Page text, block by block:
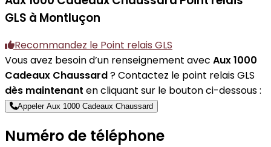
GLS à Montluçon
Recommandez le Point relais GLS
Vous avez besoin d’un renseignement avec Aux 1000
Cadeaux Chaussard? Contactez le point relais GLS
dès maintenant en cliquant sur le bouton ci-dessous :
Appeler Aux 1000 Cadeaux Chaussard
Numéro de téléphone